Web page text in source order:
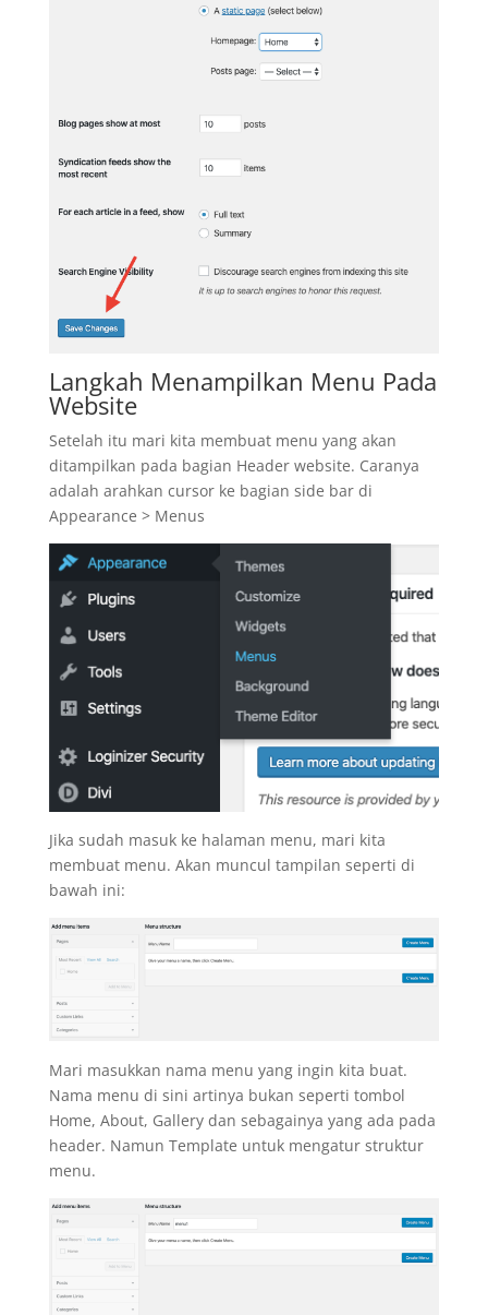
Langkah Menampilkan Menu Pada
Website
Setelah itu mari kita membuat menu yang akan
ditampilkan pada bagian Header website. Caranya
adalah arahkan cursor ke bagian side bar di
Appearance > Menus
Jika sudah masuk ke halaman menu, mari kita
membuat menu. Akan muncul tampilan seperti di
bawah ini:
Mari masukkan nama menu yang ingin kita buat.
Nama menu di sini artinya bukan seperti tombol
Home, About, Gallery dan sebagainya yang ada pada
header. Namun Template untuk mengatur struktur
menu.